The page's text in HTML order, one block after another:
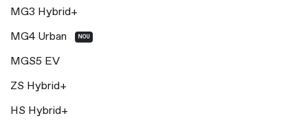
MG3 Hybrid+
MG4 Urban NOU
MGS5 EV
ZS Hybrid+
HS Hybrid+